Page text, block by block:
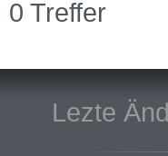
0 Treffer
Lezte